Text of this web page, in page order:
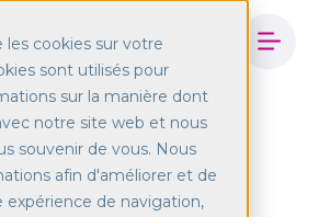
les cookies sur votre
sont utilisés pour
sur la manière dont
notre site web et nous
souvenir de vous. Nous
afin d'améliorer et de
expérience de navigation,
Experactive